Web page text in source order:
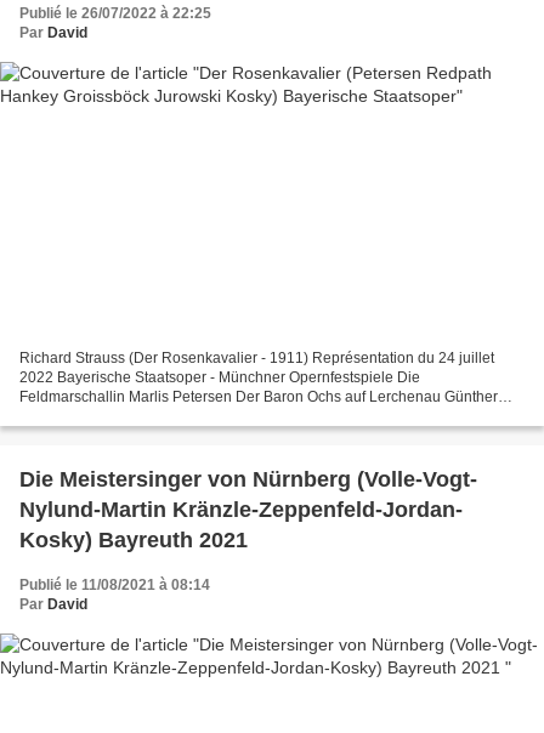
Publié le 26/07/2022 à 22:25
Par David
Richard Strauss (Der Rosenkavalier - 1911) Représentation du 24 juillet
2022 Bayerische Staatsoper - Münchner Opernfestspiele Die
Feldmarschallin Marlis Petersen Der Baron Ochs auf Lerchenau Günther
Die Meistersinger von Nürnberg (Volle-Vogt-
Nylund-Martin Kränzle-Zeppenfeld-Jordan-
Kosky) Bayreuth 2021
Publié le 11/08/2021 à 08:14
Par David